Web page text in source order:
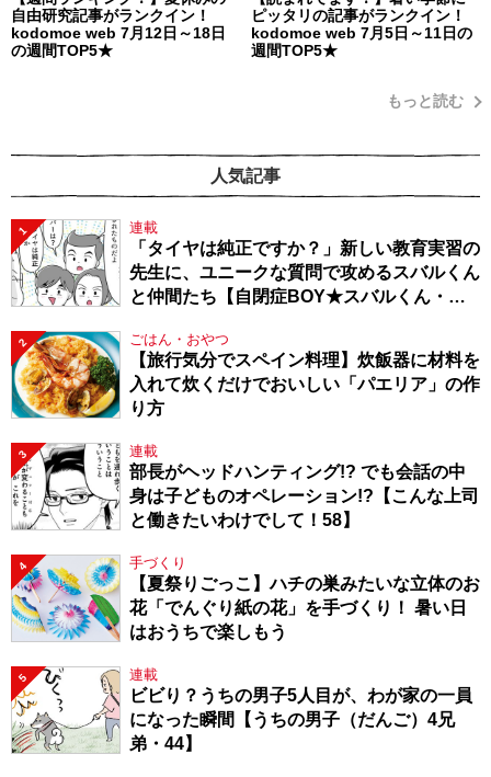
自由研究記事がランクイン！
kodomoe web 7月12日～18日
の週間TOP5★
ピッタリの記事がランクイン！
kodomoe web 7月5日～11日の
週間TOP5★
もっと読む
人気記事
1 連載
「タイヤは純正ですか？」新しい教育実習の
先生に、ユニークな質問で攻めるスバルくん
と仲間たち【自閉症BOY★スバルくん・
2 ごはん・おやつ
【旅行気分でスペイン料理】炊飯器に材料を
入れて炊くだけでおいしい「パエリア」の作
り方
3 連載
部長がヘッドハンティング!? でも会話の中
身は子どものオペレーション!?【こんな上司
と働きたいわけでして！58】
4 手づくり
【夏祭りごっこ】ハチの巣みたいな立体のお
花「でんぐり紙の花」を手づくり！ 暑い日
はおうちで楽しもう
5 連載
ビビり？うちの男子5人目が、わが家の一員
になった瞬間【うちの男子（だんご）4兄
弟・44】